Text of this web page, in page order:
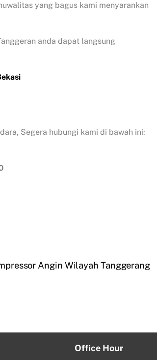
yang bagus kami menyarankan
anda dapat langsung
Segera hubungi kami di bawah ini:
Angin Wilayah Tanggerang
Office Hour